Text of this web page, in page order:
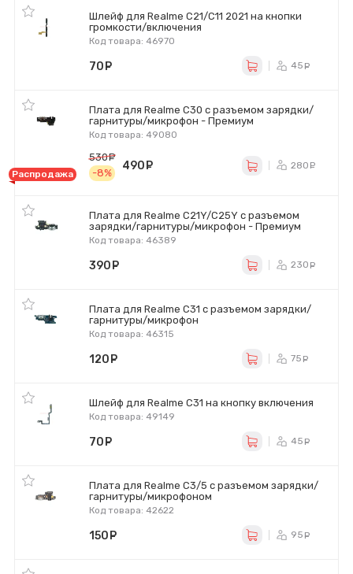
Шлейф для Realme C21/C11 2021 на кнопки
громкости/включения
Код товара: 46970
70 45
Плата для Realme C30 с разъемом зарядки/
гарнитуры/микрофон - Премиум
Код товара: 49080
Распродажа
530
-8%
490 280
Плата для Realme C21Y/C25Y с разъемом
зарядки/гарнитуры/микрофон - Премиум
Код товара: 46389
390 230
Плата для Realme C31 с разъемом зарядки/
гарнитуры/микрофон
Код товара: 46315
120 75
Шлейф для Realme C31 на кнопку включения
Код товара: 49149
70 45
Плата для Realme C3/5 с разъемом зарядки/
гарнитуры/микрофоном
Код товара: 42622
150 95